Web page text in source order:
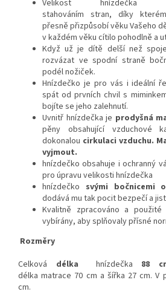
Velikost hnízdečka
stahováním stran, díky
přesně přizpůsobí věku Vašeho
v každém věku cítilo pohodlně a
Když už je dítě delší než
rozvázat ve spodní straně
podél nožiček.
Hnízdečko je pro vás i ideální
spát od prvních chvil s
bojíte se jeho zalehnutí.
Uvnitř hnízdečka je prodyšná
pěny obsahující vzduchové
dokonalou cirkulaci vzduchu.
vyjmout.
hnízdečko obsahuje i ochranný
pro úpravu velikosti hnízdečka
hnízdečko svými bočnicemi
dodává mu tak pocit bezpečí a
Kvalitně zpracováno a
vybírány, aby splňovaly přísné
Rozměry
Celková délka hnízdečka 88
délka matrace 70 cm a šířka 27 cm. V
cm.